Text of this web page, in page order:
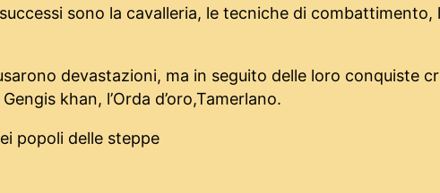
sono la cavalleria, le tecniche di combattimento,
devastazioni, ma in seguito delle loro conquiste
khan, l’Orda d’oro,Tamerlano.
popoli delle steppe